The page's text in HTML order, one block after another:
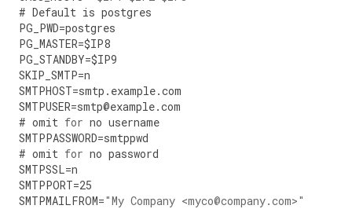
# Default is postgres
PG_PWD=postgres
PG_MASTER=$IP8
PG_STANDBY=$IP9
SKIP_SMTP=n
SMTPHOST=smtp . example.com
SMTPUSER=smtp@example.com
# omit for no username
SMTPPASSWORD=smtppwd
# omit for no password
SMTPSSL=n
SMTPPORT=25
SMTPMAILFROM="My Company <myco@company.com>"